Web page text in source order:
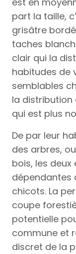
part la taille,
grisâtre
taches
clair qui la
habitudes de
semblables
la distribution
qui est plus
De par leur
des arbres,
bois, les
dépendantes
chicots. La
coupe
potentielle
commune et
discret de la